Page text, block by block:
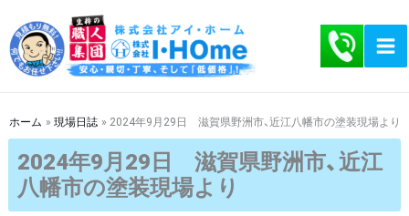
容
を
キ
ッ
ホーム 現場日誌 2024年9月29日 滋賀県野洲市、近江八幡市の塗装現場より
2024年9月29日 滋賀県野洲市、近江
八幡市の塗装現場より